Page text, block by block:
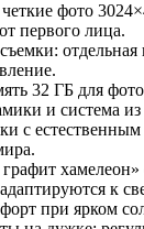
фото
первого лица.
32 ГБ для
и система
с
к
при ярком